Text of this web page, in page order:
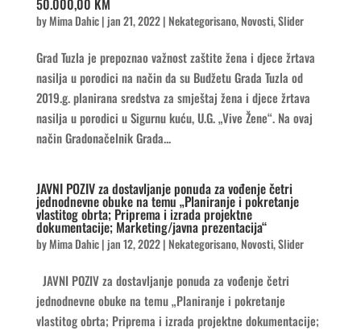
50.000,00 KM
byMima Dahic| jan 21, 2022| Nekategorisano,Novosti,Slider
Grad Tuzla je prepoznao važnost zaštite žena i djece žrtava
nasilja u porodici na način da su Budžetu Grada Tuzla od
2019.g. planirana sredstva za smještaj žena i djece žrtava
nasilja u porodici u Sigurnu kuću, U.G. „Vive Žene“. Na ovaj
način Gradonačelnik Grada...
JAVNI POZIV za dostavljanje ponuda za vođenje četri
jednodnevne obuke na temu „Planiranje i pokretanje
vlastitog obrta; Priprema i izrada projektne
dokumentacije; Marketing/javna prezentacija“
byMima Dahic| jan 12, 2022| Nekategorisano,Novosti,Slider
JAVNI POZIV za dostavljanje ponuda za vođenje četri
jednodnevne obuke na temu „Planiranje i pokretanje
vlastitog obrta; Priprema i izrada projektne dokumentacije;